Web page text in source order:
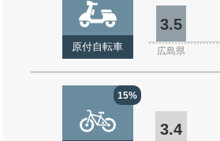
原付自転車
3.5
広島県
15%
3.4